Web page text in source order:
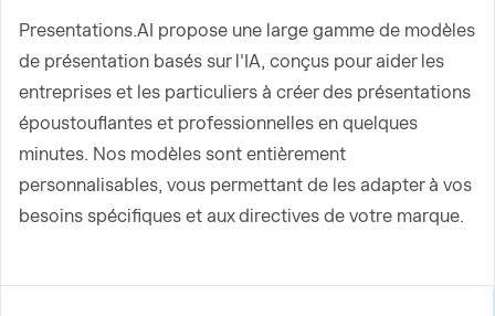
Presentations.AI propose une large gamme de modèles
de présentation basés sur l'IA, conçus pour aider les
entreprises et les particuliers à créer des présentations
époustouflantes et professionnelles en quelques
minutes. Nos modèles sont entièrement
personnalisables, vous permettant de les adapter à vos
besoins spécifiques et aux directives de votre marque.